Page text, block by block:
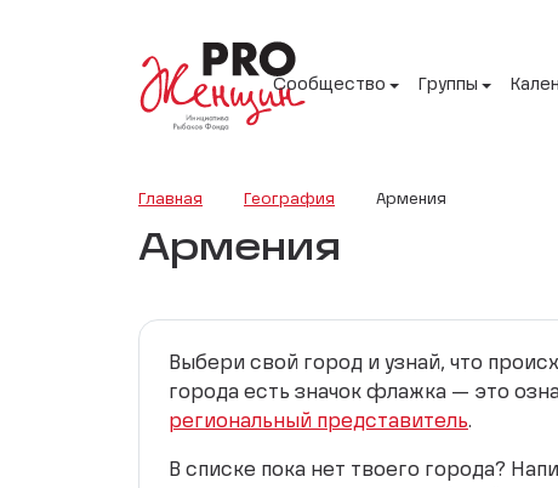
Сообщество Группы
Главная География Армения
Армения
Выбери свой город и узнай, что
города есть значок флажка — это
региональный представитель.
В списке пока нет твоего города?